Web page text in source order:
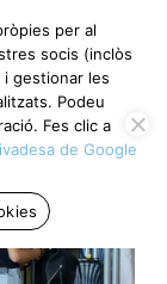
per al
socis (inclòs
i gestionar les
Podeu
Fes clic a
de Google